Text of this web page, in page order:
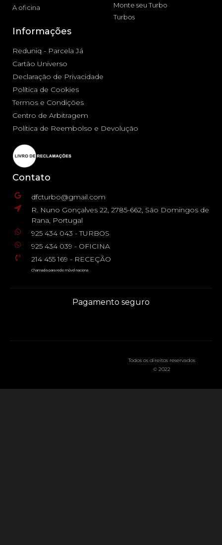
A oficina
Monte seu Turbo
Turbos
Informações
Reduniq - Parcela Já
Cartão Universo
Declaração de Privacidade
Política de Cookies
Termos e Condições
Centro de Arbitragem
Política de Reembolso e Devolução
Contato
dfcturbo@gmail.com
R. Nuno Gonçalves 22, 2785-662, São Domingos de
Rana, Portugal
925 434 043 - TURBOS
925 434 039 - OFICINA
214 455 169 - RECEÇÃO
Chamada para rede móvel naciona
Pagamento seguro
Todos os direitos reservados
© 2022